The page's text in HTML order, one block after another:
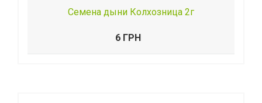
Семена дыни Колхозница 2г
6 ГРН